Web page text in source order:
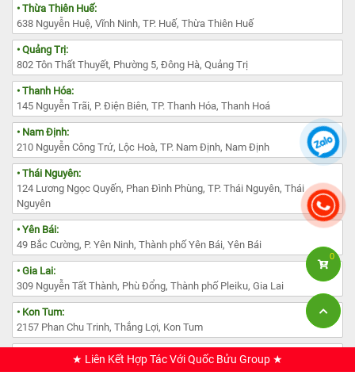
• Thừa Thiên Huế:
638 Nguyễn Huệ, Vĩnh Ninh, TP. Huế, Thừa Thiên Huế
• Quảng Trị:
802 Tôn Thất Thuyết, Phường 5, Đông Hà, Quảng Trị
• Thanh Hóa:
145 Nguyễn Trãi, P. Điện Biên, TP. Thanh Hóa, Thanh Hoá
• Nam Định:
210 Nguyễn Công Trứ, Lộc Hoà, TP. Nam Định, Nam Định
• Thái Nguyên:
124 Lương Ngọc Quyến, Phan Đình Phùng, TP. Thái Nguyên, Thái
Nguyên
• Yên Bái:
49 Bắc Cường, P. Yên Ninh, Thành phố Yên Bái, Yên Bái
• Gia Lai:
309 Nguyễn Tất Thành, Phù Đổng, Thành phố Pleiku, Gia Lai
• Kon Tum:
2157 Phan Chu Trinh, Thắng Lợi, Kon Tum
385 Đường Nguyễn Văn Cừ, Phường 1, TP. Đà Lạt, Lâm Đồng
0
★ Liên Kết Hợp Tác Với Quốc Bửu Group ★